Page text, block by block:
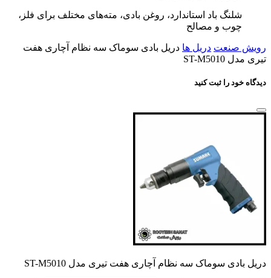
شلنگ باد استاندارد، روغن بادی، مته‌های مختلف برای فلز،
چوب و مصالح
رویش صنعت دریل ها دریل بادی سوماک سه نظام آچاری هفت
تیری مدل ST-M5010
دیدگاه خود را ثبت کنید
دریل بادی سوماک سه نظام آچاری هفت تیری مدل ST-M5010